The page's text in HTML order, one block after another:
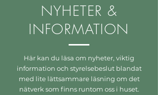
NYHETER &
INFORMATION
Här kan du läsa om nyheter, viktig
information och styrelsebeslut blandat
med lite lättsammare läsning om det
nätverk som finns runtom oss i huset.